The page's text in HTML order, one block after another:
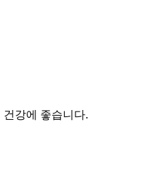
강에 좋습니다.